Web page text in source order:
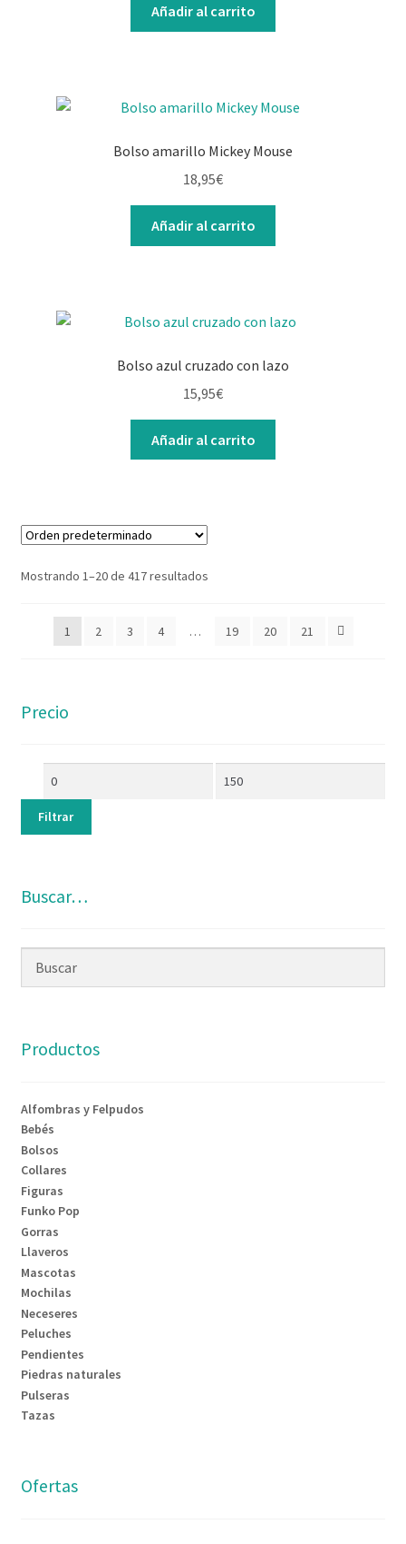
Añadir al carrito
Bolso amarillo Mickey Mouse
18,95€
Añadir al carrito
Bolso azul cruzado con lazo
15,95€
Añadir al carrito
Mostrando 1–20 de 417 resultados
1 2 3 4 … 19 20 21
Precio
Filtrar
Buscar…
Productos
Alfombras y Felpudos
Bebés
Bolsos
Collares
Figuras
Funko Pop
Gorras
Llaveros
Mascotas
Mochilas
Neceseres
Peluches
Pendientes
Piedras naturales
Pulseras
Tazas
Ofertas